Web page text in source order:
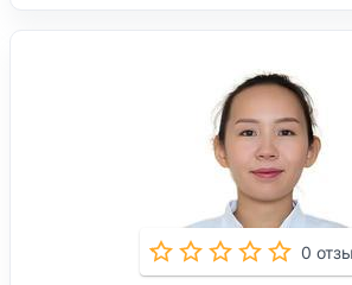
0